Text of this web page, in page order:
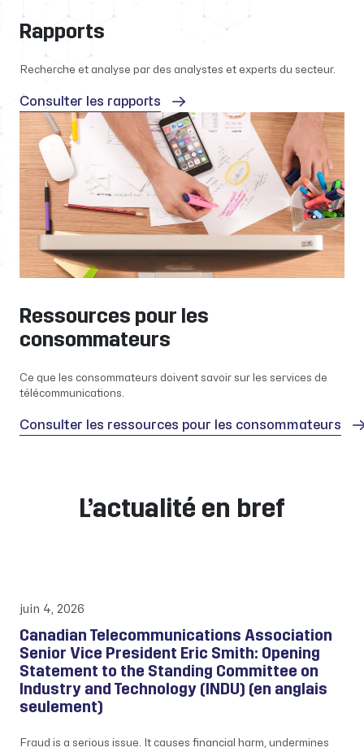
Rapports
Recherche et analyse par des analystes et experts du secteur.
Consulter les rapports
Ressources pour les
consommateurs
Ce que les consommateurs doivent savoir sur les services de
télécommunications.
Consulter les ressources pour les consommateurs
L’actualité en bref
juin 4, 2026
Canadian Telecommunications Association
Senior Vice President Eric Smith: Opening
Statement to the Standing Committee on
Industry and Technology (INDU) (en anglais
seulement)
Fraud is a serious issue. It causes financial harm, undermines